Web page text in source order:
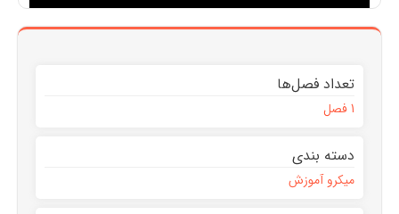
تعداد فصل‌ها
1 فصل
دسته بندی
میکرو آموزش